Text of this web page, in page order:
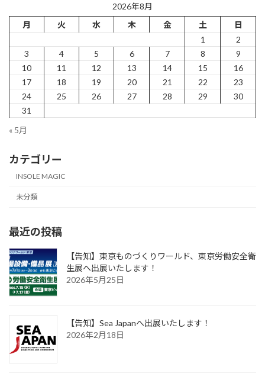
の
ペ
ジ
送
り
ジ
ー
ジ
ー
ジ
2026年8月
月
火 水 木 金 土
日
1
2
3
4 5 6 7 8
9
10
11 12 13 14 15
16
17
18 19 20 21 22
23
24
25 26 27 28 29
30
31
« 5月
カテゴリー
INSOLE MAGIC
未分類
最近の投稿
【告知】東京ものづくりワールド、東京労働安全衛
生展へ出展いたします！
2026年5月25日
【告知】Sea Japanへ出展いたします！
2026年2月18日